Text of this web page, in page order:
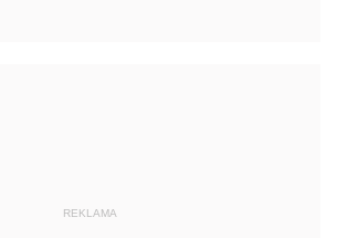
REKLAMA